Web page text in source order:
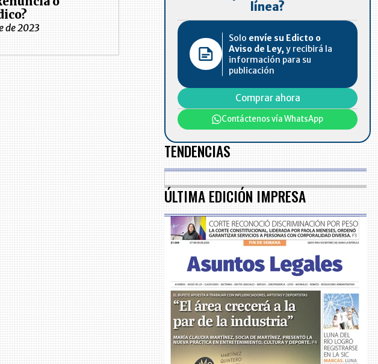
de 2023
línea?
Solo envíe su Edicto o
Aviso de Ley, y recibirá la
información para su
publicación
Comprar ahora
Contáctenos vía WhatsApp
TENDENCIAS
ÚLTIMA EDICIÓN IMPRESA